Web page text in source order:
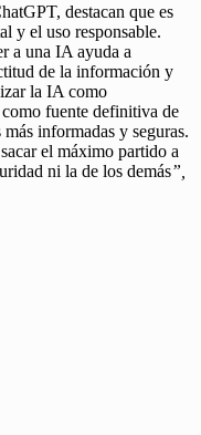
destacan que es
y el uso responsable.
a una IA ayuda a
de la información y
la IA como
fuente definitiva de
informadas y seguras.
el máximo partido a
ni la de los demás”,